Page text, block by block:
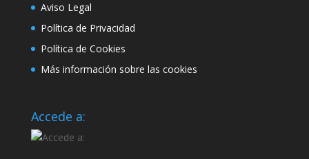
Aviso Legal
Política de Privacidad
Política de Cookies
Más información sobre las cookies
Accede a: